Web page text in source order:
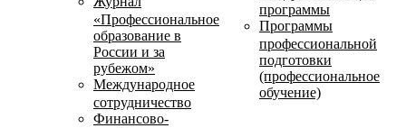
«Профессиональное
образование в
России и за
рубежом»
Международное
сотрудничество
Финансово-
программы
Программы
профессиональной
подготовки
(профессиональное
обучение)